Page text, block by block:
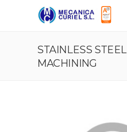
STAINLESS STEEL
MACHINING